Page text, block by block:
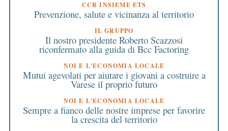
CCR INSIEME ETS
Prevenzione, salute e vicinanza al territorio
IL GRUPPO
Il nostro presidente Roberto Scazzosi
riconfermato alla guida di Bcc Factoring
NOI E L'ECONOMIA LOCALE
Mutui agevolati per aiutare i giovani a costruire a
Varese il proprio futuro
NOI E L'ECONOMIA LOCALE
Sempre a fianco delle nostre imprese per favorire
la crescita del territorio